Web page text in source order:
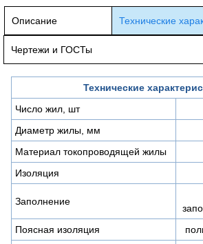
Описание Технические
Чертежи и ГОСТы
Технические
Число жил, шт
Диаметр жилы, мм
Материал токопроводящей жилы
Изоляция
Заполнение
Поясная изоляция